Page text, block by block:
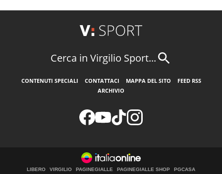
Cerca in Virgilio Sport...
CONTENUTI SPECIALI CONTATTACI MAPPA DEL SITO
FEED RSS
ARCHIVIO
LIBERO VIRGILIO PAGINEGIALLE PAGINEGIALLE SHOP PGCASA